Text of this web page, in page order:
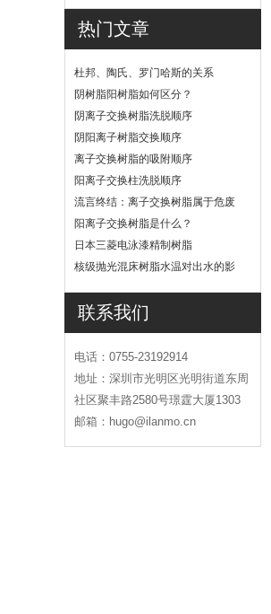
热门文章
杜邦、陶氏、罗门哈斯的关系
阴树脂阳树脂如何区分？
阴离子交换树脂洗脱顺序
阴阳离子树脂交换顺序
离子交换树脂的吸附顺序
阳离子交换柱洗脱顺序
流言终结：离子交换树脂属于危废
吗
阳离子交换树脂是什么？
日本三菱电泳漆精制树脂
核级抛光混床树脂水温对出水的影
联系我们
电话：0755-23192914
地址：深圳市光明区光明街道东周
社区聚丰路2580号璟霆大厦1303
邮箱：hugo@ilanmo.cn